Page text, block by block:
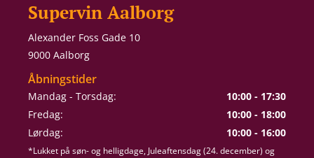
Supervin Aalborg
Alexander Foss Gade 10
9000 Aalborg
Åbningstider
Mandag - Torsdag:
10:00 - 17:30
Fredag:
10:00 - 18:00
Lørdag:
10:00 - 16:00
*Lukket på søn- og helligdage, Juleaftensdag (24. december) og